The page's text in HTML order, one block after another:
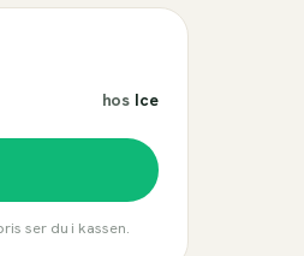
hos Ice
ser du i kassen.